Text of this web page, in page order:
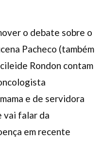
o debate sobre o
Pacheco (também
Rondon contam
e de servidora
vai falar da
em recente